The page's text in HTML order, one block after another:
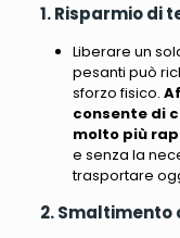
1. Risparmio di
Liberare un
pesanti può
sforzo fisico.
consente di
molto più
e senza la
trasportare
2. Smaltimento